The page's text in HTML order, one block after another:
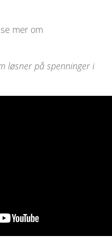
mer om
løsner på spenninger i